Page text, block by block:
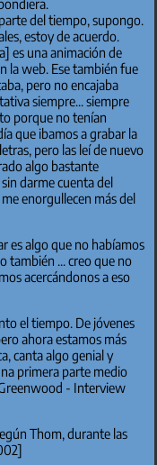
del tiempo, supongo.
estoy de acuerdo.
es una animación de
la web. Ese también fue
pero no encajaba
siempre... siempre
porque no tenían
que ibamos a grabar la
pero las leí de nuevo
algo bastante
darme cuenta del
enorgullecen más del
es algo que no habíamos
también ... creo que no
acercándonos a eso
el tiempo. De jóvenes
ahora estamos más
canta algo genial y
primera parte medio
- Interview
Thom, durante las